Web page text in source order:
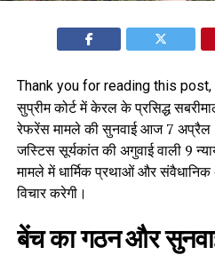
Thank you for reading this
सुप्रीम कोर्ट में केरल के प्रसिद्ध
रेफरेंस मामले की सुनवाई आज 7 अप्रैल
जस्टिस सूर्यकांत की अगुवाई वाली 9
मामले में धार्मिक प्रथाओं और
विचार करेगी।
बेंच का गठन और